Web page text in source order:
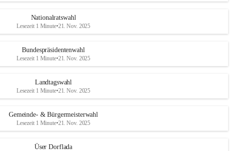
Nationalratswahl
Lesezeit 1 Minute•21. Nov. 2025
Bundespräsidentenwahl
Lesezeit 1 Minute•21. Nov. 2025
Landtagswahl
Lesezeit 1 Minute•21. Nov. 2025
Gemeinde- & Bürgermeisterwahl
Lesezeit 1 Minute•21. Nov. 2025
Üser Dorflada